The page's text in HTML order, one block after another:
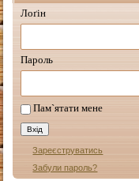
Лоґін
Пароль
Пам`ятати мене
Зареєструватись
Забули пароль?